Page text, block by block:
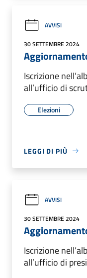
AVVISI
30 SETTEMBRE 2024
Iscrizione
all’ufficio di
Elezioni
LEGGI DI PIÙ
AVVISI
30 SETTEMBRE 2024
Iscrizione
all’ufficio di